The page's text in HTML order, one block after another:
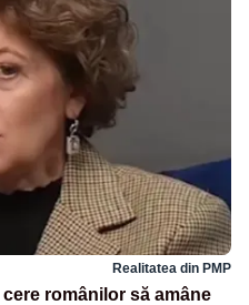
Realitatea din PMP
românilor să amâne